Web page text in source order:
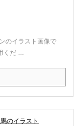
のイラスト画像で
くだ ...
のイラスト